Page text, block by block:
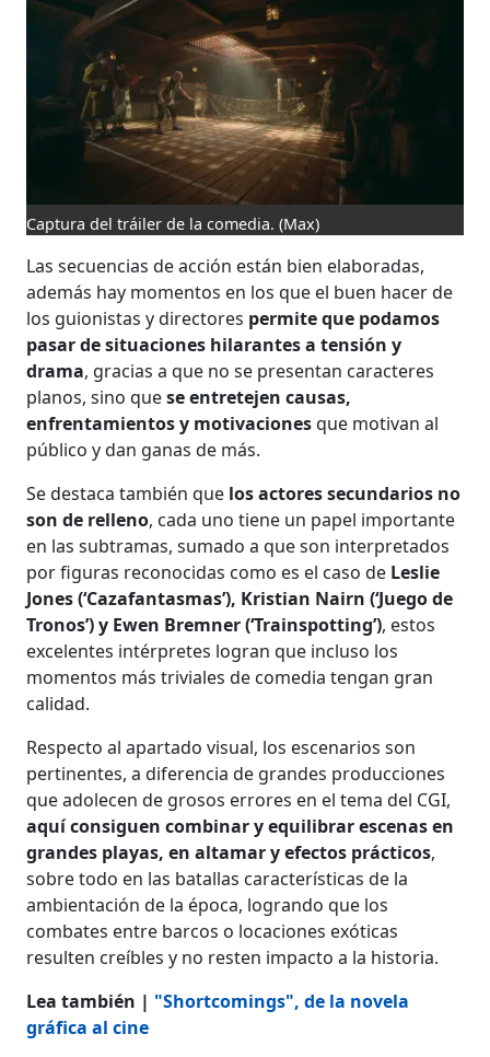
Captura del tráiler de la comedia. (Max)
Las secuencias de acción están bien elaboradas,
además hay momentos en los que el buen hacer de
los guionistas y directores permite que podamos
pasar de situaciones hilarantes a tensión y
drama, gracias a que no se presentan caracteres
planos, sino quese entretejen causas,
enfrentamientos y motivacionesque motivan al
público y dan ganas de más.
Se destaca también que los actores secundarios no
son de relleno, cada uno tiene un papel importante
en las subtramas, sumado a que son interpretados
por figuras reconocidas como es el caso de Leslie
Jones (‘Cazafantasmas’), Kristian Nairn (‘Juego de
Tronos’) y Ewen Bremner (‘Trainspotting’), estos
excelentes intérpretes logran que incluso los
momentos más triviales de comedia tengan gran
calidad.
Respecto al apartado visual, los escenarios son
pertinentes, a diferencia de grandes producciones
que adolecen de grosos errores en el tema del CGI,
aquí consiguen combinar y equilibrar escenas en
grandes playas, en altamar y efectos prácticos,
sobre todo en las batallas características de la
ambientación de la época, logrando que los
combates entre barcos o locaciones exóticas
resulten creíbles y no resten impacto a la historia.
Lea también | "Shortcomings", de la novela
gráfica al cine